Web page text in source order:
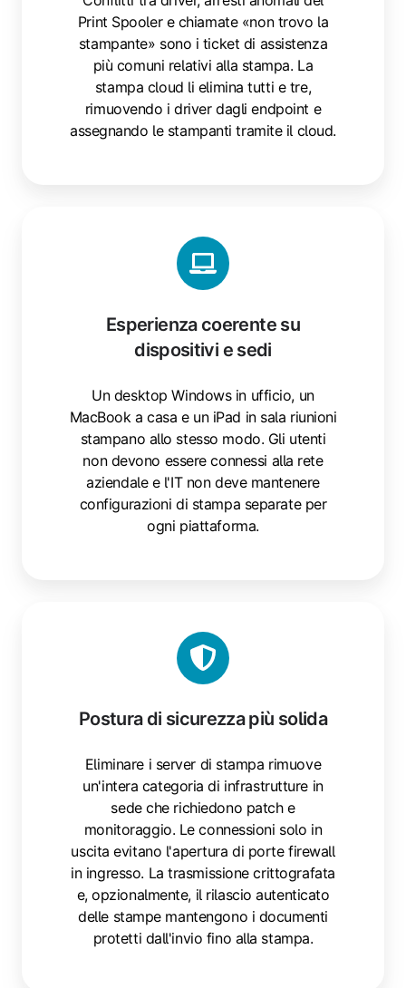
Print Spooler e chiamate «non trovo la
stampante» sono i ticket di assistenza
più comuni relativi alla stampa. La
stampa cloud li elimina tutti e tre,
rimuovendo i driver dagli endpoint e
assegnando le stampanti tramite il cloud.
Esperienza coerente su
dispositivi e sedi
Un desktop Windows in ufficio, un
MacBook a casa e un iPad in sala riunioni
stampano allo stesso modo. Gli utenti
non devono essere connessi alla rete
aziendale e l'IT non deve mantenere
configurazioni di stampa separate per
ogni piattaforma.
Postura di sicurezza più solida
Eliminare i server di stampa rimuove
un'intera categoria di infrastrutture in
sede che richiedono patch e
monitoraggio. Le connessioni solo in
uscita evitano l'apertura di porte firewall
in ingresso. La trasmissione crittografata
e, opzionalmente, il rilascio autenticato
delle stampe mantengono i documenti
protetti dall'invio fino alla stampa.